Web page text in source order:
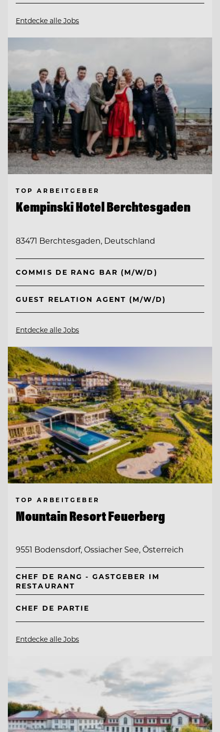
Entdecke alle Jobs
TOP ARBEITGEBER
Kempinski Hotel Berchtesgaden
83471 Berchtesgaden, Deutschland
COMMIS DE RANG BAR (M/W/D)
GUEST RELATION AGENT (M/W/D)
Entdecke alle Jobs
TOP ARBEITGEBER
Mountain Resort Feuerberg
9551 Bodensdorf, Ossiacher See, Österreich
CHEF DE RANG - GASTGEBER IM
RESTAURANT
CHEF DE PARTIE
Entdecke alle Jobs